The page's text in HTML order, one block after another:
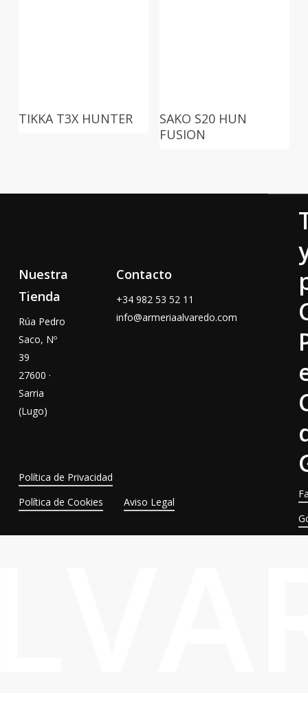
TIKKA T3X HUNTER
SAKO S20 HUN
FUSION
Nuestra
Tienda
Rúa Pedro
Saco, Nº
39
27600 ·
Sarria
(Lugo)
Contacto
+34 982 53 52 11
info@armeriaalvaredo.com
Política de Privacidad
Política de Cookies
Aviso Legal